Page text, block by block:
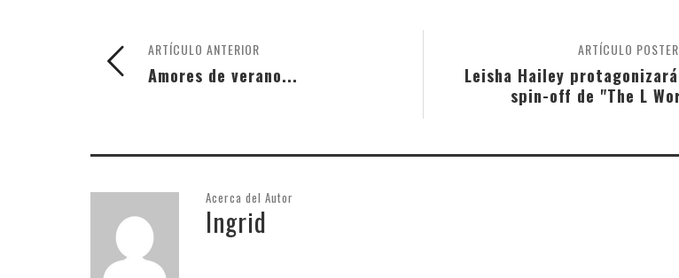
ARTÍCULO
Leisha Hailey
spin-off de "The L
ARTÍCULO ANTERIOR
Amores de verano...
Acerca del Autor
Ingrid